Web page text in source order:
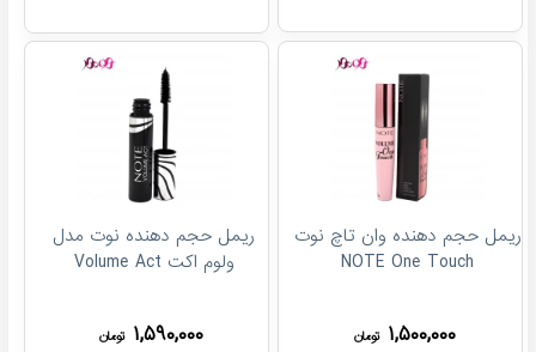
ریمل حجم دهنده وان تاچ نوت
NOTE One Touch
۱,۵۰۰,۰۰۰ تومان
ریمل حجم دهنده نوت مدل
ولوم اکت Volume Act
۱,۵۹۰,۰۰۰ تومان